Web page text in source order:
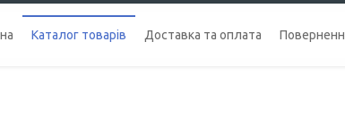
Каталог товарів Доставка та оплата